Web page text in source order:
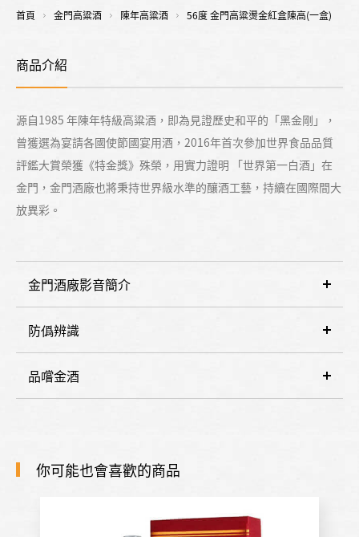
首頁 金門高粱酒 陳年高粱酒 56度 金門高粱燙金紅盒陳高(一盒)
商品介紹
源自1985 年陳年特級高粱酒，即為見證歷史和平的「黑金剛」，
曾獲選為宴請各國使節國宴用酒，2016年首次參加世界食品品質
評鑑大賞榮獲《特金獎》殊榮，用實力證明 「世界第一白酒」在
金門，金門酒廠也將秉持世界級水準的釀酒工藝，持續在國際間大
放異彩。
金門酒廠影音簡介
防僞辨識
品嚐金酒
你可能也會喜歡的商品